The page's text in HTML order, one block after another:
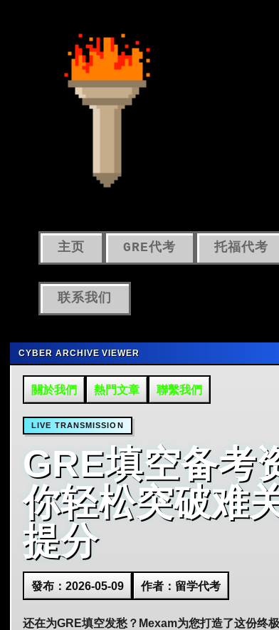
主页 GRE代考 托福代考
联系我们
CYBER ARCHIVE VIEWER
關於我們 熱門文章 聯繫我們
LIVE TRANSMISSION
GRE填空备考
你轻松突破难
提分
發布：2026-05-09 作者：留学代考
还在为GRE填空发愁？Mexam为您打造了这份终